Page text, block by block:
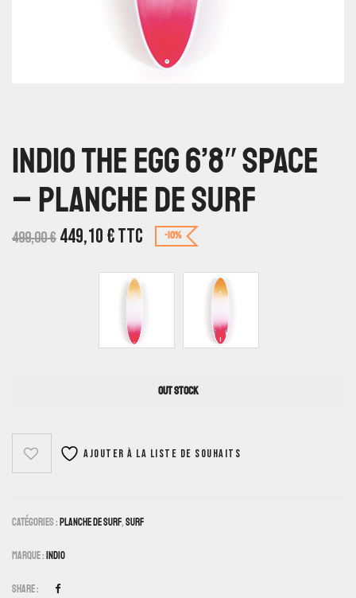
Indio The Egg 6’8″ Space
– Planche De Surf
499,00€ 449,10€TTC -10%
OUT STOCK
Ajouter à la liste de souhaits
Catégories : Planche De Surf,Surf
Marque : Indio
Share :